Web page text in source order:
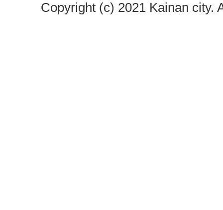
Copyright (c) 2021 Kainan city.